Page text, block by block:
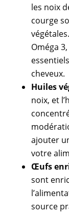
les noix
courge
Oméga
cheveux.
Huiles
noix, et
ajouter
votre
Œufs
sont
source